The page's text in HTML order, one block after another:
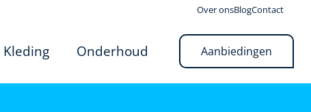
Over onsBlogContact
Kleding Onderhoud Aanbiedingen